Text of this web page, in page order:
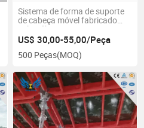
Sistema de forma de suporte
de cabeça móvel fabricado
pela Fábrica Lianggong para
construção de lajes
US$ 30,00-55,00/Peça
500 Peças(MOQ)